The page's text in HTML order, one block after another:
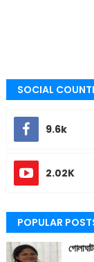
SOCIAL
9.6k
2.02K
POPULAR